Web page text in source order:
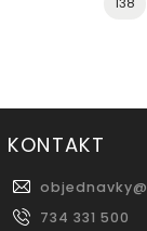
KONTAKT
objednavky@
734 331 500